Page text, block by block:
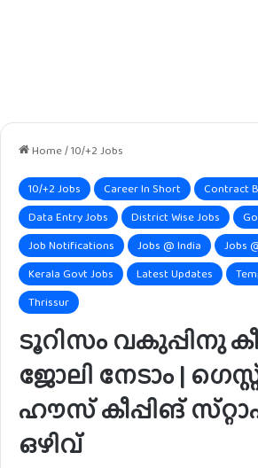
Home/10/+2 Jobs
10/+2 Jobs Career In Short
Contract
Data Entry Jobs
District Wise Jobs
Job Notifications
Jobs @ India
Jobs
Kerala Govt Jobs
Latest Updates
Thrissur
ടൂറിസം വകുപ്പിനു
ജോലി നേടാം |
ഹൗസ് കീപ്പിങ്
ഒഴിവ്